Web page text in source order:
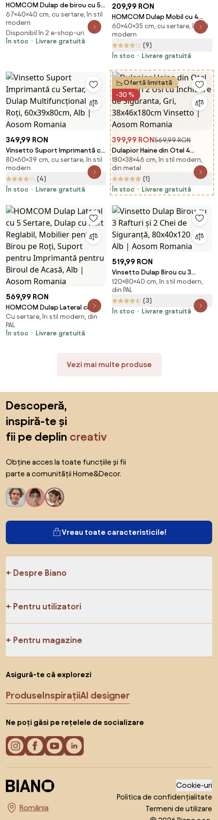
HOMCOM Dulap de birou cu 5
sertare și roți pivotante cu
frâne, 40x40x67 cm, alb |
Aosom Romania
67×40×40 cm, cu sertare, în stil
modern
Disponibil în 2 e-shop-uri
În stoc
Livrare gratuită
209,99 RON
HOMCOM Dulap Mobil cu 4
Roți (2 cu Frână), Raft și 2
Sertare pentru Documente, PAL
și Metal, 40x35x60 cm, Negru |
Aosom Romania
60×40×35 cm, cu sertare, în stil
modern
(9)
În stoc
Livrare gratuită
349,99 RON
Vinsetto Suport Imprimantă cu
Sertar, Dulap Multifuncțional, 4
Roți, 60x39x80cm, Alb | Aosom
Romania
80×60×39 cm, cu sertare, în stil
modern
(4)
În stoc
Livrare gratuită
Ofertă limitată
-30 %
399,99 RON569,99 RON
Dulapior Haine din Otel 4
Rafturi 2 Usi cu Inchidere de
Siguranta, Gri, 38x46x180cm
Vinsetto | Aosom Romania
180×38×46 cm, în stil modern,
din metal
(1)
În stoc
Livrare gratuită
569,99 RON
HOMCOM Dulap Lateral cu 5
Sertare, Dulap cu Raft Reglabil,
Mobilier pentru Birou pe Roți,
Suport pentru Imprimantă
Cu sertare, în stil modern, din
PAL
În stoc
Livrare gratuită
519,99 RON
Vinsetto Dulap Birou cu 3
Rafturi și 2 Chei de Siguranță,
80x40x120 cm, Alb | Aosom
Romania
120×80×40 cm, în stil modern,
din PAL
(3)
În stoc
Livrare gratuită
Vezi mai multe produse
Descoperă,
inspiră-te și
fii pe deplin creativ
Obține acces la toate funcțiile și fii
parte a comunității Home&Decor.
Vreau toate caracteristicile!
Despre Biano
Pentru utilizatori
Pentru magazine
Asigură-te că explorezi
ProduseInspirațiiAI designer
Ne poți găsi pe rețelele de socializare
Alege țara
Cookie-uri
Politica de confidențialitate
Termeni de utilizare